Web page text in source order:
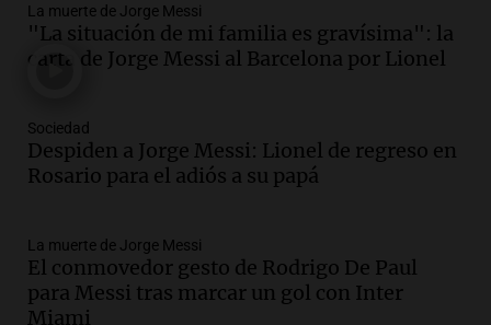
Audio.Tragedia en Mendoza: un muerto
y cinco heridos tras caer dos autos desde
un puente
Audio.Messi llegará esta noche a
Rosario para acompañar a su familia
Episodios
Audio.Ley de Propiedad Privada: el revés
en el Congreso expuso una debilidad
La muerte de Jorge Messi
"La situación de mi familia es gravísima": la
carta de Jorge Messi al Barcelona por Lionel
Sociedad
Despiden a Jorge Messi: Lionel de regreso en
Rosario para el adiós a su papá
La muerte de Jorge Messi
El conmovedor gesto de Rodrigo De Paul
para Messi tras marcar un gol con Inter
Miami